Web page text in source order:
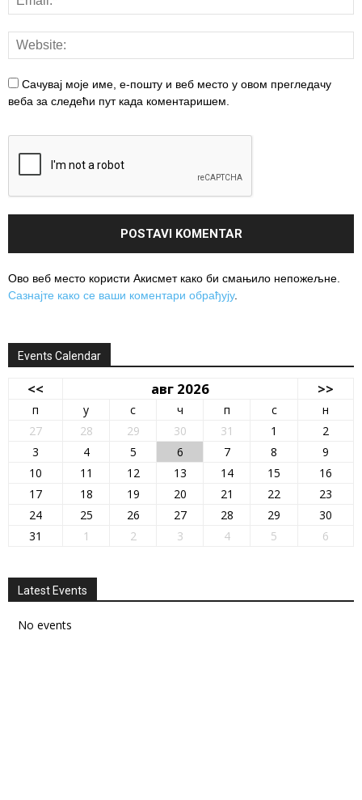
Сачувај моје име, е-пошту и веб место у овом прегледачу
веба за следећи пут када коментаришем.
Ово веб место користи Акисмет како би смањило непожељне.
Сазнајте како се ваши коментари обрађују.
Events Calendar
<< авг 2026 >>
п у с ч п с
н
27
28 29 30 31 1
2
3
4 5 6 7 8
9
10
11 12 13 14 15
16
17
18 19 20 21 22
23
24
25 26 27 28 29
30
31
1 2 3 4 5 6
Latest Events
No events